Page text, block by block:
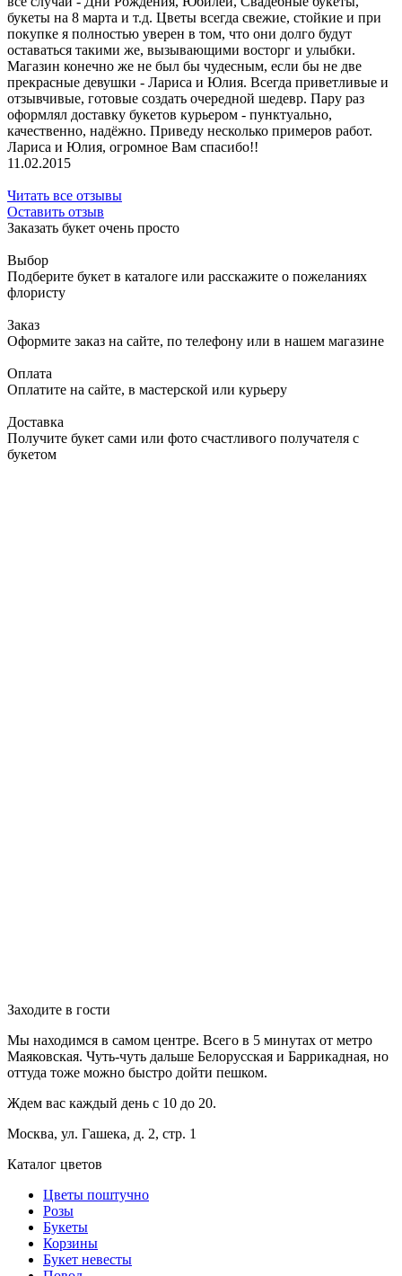
букеты на 8 марта и т.д. Цветы всегда свежие, стойкие и при
покупке я полностью уверен в том, что они долго будут
оставаться такими же, вызывающими восторг и улыбки.
Магазин конечно же не был бы чудесным, если бы не две
прекрасные девушки - Лариса и Юлия. Всегда приветливые и
отзывчивые, готовые создать очередной шедевр. Пару раз
оформлял доставку букетов курьером - пунктуально,
качественно, надёжно. Приведу несколько примеров работ.
Лариса и Юлия, огромное Вам спасибо!!
11.02.2015
Читать все отзывы
Оставить отзыв
Заказать букет очень просто
Выбор
Подберите букет в каталоге или расскажите о пожеланиях
флористу
Заказ
Оформите заказ на сайте, по телефону или в нашем магазине
Оплата
Оплатите на сайте, в мастерской или курьеру
Доставка
Получите букет сами или фото счастливого получателя с
букетом
Заходите в гости
Мы находимся в самом центре. Всего в 5 минутах от метро
Маяковская. Чуть-чуть дальше Белорусская и Баррикадная, но
оттуда тоже можно быстро дойти пешком.
Ждем вас каждый день с 10 до 20.
Москва, ул. Гашека, д. 2, стр. 1
Каталог цветов
Цветы поштучно
Розы
Букеты
Корзины
Букет невесты